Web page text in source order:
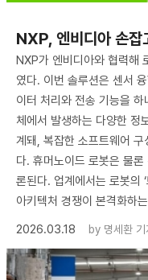
NXP, 엔비디아 손잡
NXP가 엔비디아와 협력해
였다. 이번 솔루션은 센서
이터 처리와 전송 기능을
체에서 발생하는 다양한 정
계돼, 복잡한 소프트웨어
다. 휴머노이드 로봇은 물
론된다. 업계에서는 로봇의
아키텍처 경쟁이 본격화하
2026.03.18
by 명세환 기